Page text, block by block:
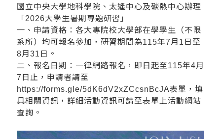
國立中央大學地科學院、太遙中心及碳熱中心辦理
「2026大學生暑期專題研習」
一、申請資格：各大專院校大學部在學學生（不限
系所）均可報名參加，研習期間為115年7月1日至
8月31日。
二、報名日期：一律網路報名，即日起至115年4月
7日止，申請者請至
https://forms.gle/5dK6dV2xZCcsnBcJA表單，填
具相關資訊，詳細活動資訊可請至表單上活動網站
查詢。